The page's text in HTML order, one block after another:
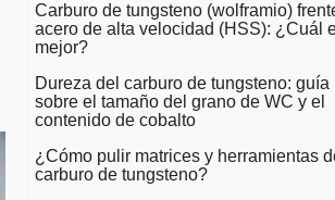
Carburo de tungsteno (wolframio)
acero de alta velocidad (HSS): ¿Cuál
mejor?
Dureza del carburo de tungsteno: guía
sobre el tamaño del grano de WC y el
contenido de cobalto
¿Cómo pulir matrices y herramientas
carburo de tungsteno?